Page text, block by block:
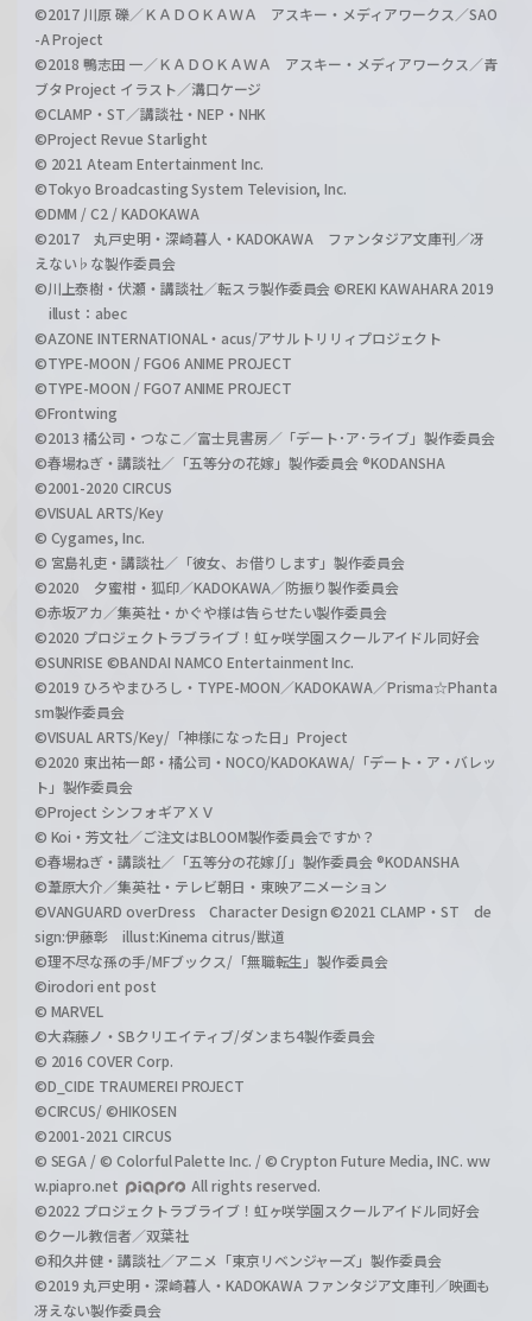
©2017 川原 礫／ＫＡＤＯＫＡＷＡ アスキー・メディアワークス／SAO
-A Project
©2018 鴨志田 一／ＫＡＤＯＫＡＷＡ アスキー・メディアワークス／青
ブタ Project イラスト／溝口ケージ
©CLAMP・ST／講談社・NEP・NHK
©Project Revue Starlight
© 2021 Ateam Entertainment Inc.
©Tokyo Broadcasting System Television, Inc.
©DMM / C2 / KADOKAWA
©2017 丸戸史明・深崎暮人・KADOKAWA ファンタジア文庫刊／冴
えない♭な製作委員会
©川上泰樹・伏瀬・講談社／転スラ製作委員会 ©REKI KAWAHARA 2019
illust：abec
©AZONE INTERNATIONAL・acus/アサルトリリィプロジェクト
©TYPE-MOON / FGO6 ANIME PROJECT
©TYPE-MOON / FGO7 ANIME PROJECT
©Frontwing
©2013 橘公司・つなこ／富士見書房／「デート･ア･ライブ」製作委員会
©春場ねぎ・講談社／「五等分の花嫁」製作委員会 ®KODANSHA
©2001-2020 CIRCUS
©VISUAL ARTS/Key
© Cygames, Inc.
© 宮島礼吏・講談社／「彼女、お借りします」製作委員会
©2020 夕蜜柑・狐印／KADOKAWA／防振り製作委員会
©赤坂アカ／集英社・かぐや様は告らせたい製作委員会
©2020 プロジェクトラブライブ！虹ヶ咲学園スクールアイドル同好会
©SUNRISE ©BANDAI NAMCO Entertainment Inc.
©2019 ひろやまひろし・TYPE-MOON／KADOKAWA／Prisma☆Phanta
sm製作委員会
©VISUAL ARTS/Key/「神様になった日」Project
©2020 東出祐一郎・橘公司・NOCO/KADOKAWA/「デート・ア・バレッ
ト」製作委員会
©Project シンフォギアＸＶ
© Koi・芳文社／ご注文はBLOOM製作委員会ですか？
©春場ねぎ・講談社／「五等分の花嫁∬」製作委員会 ®KODANSHA
©葦原大介／集英社・テレビ朝日・東映アニメーション
©VANGUARD overDress Character Design ©2021 CLAMP・ST de
sign:伊藤彰 illust:Kinema citrus/獣道
©理不尽な孫の手/MFブックス/「無職転生」製作委員会
©irodori ent post
© MARVEL
©大森藤ノ・SBクリエイティブ/ダンまち4製作委員会
© 2016 COVER Corp.
©D_CIDE TRAUMEREI PROJECT
©CIRCUS/ ©HIKOSEN
©2001-2021 CIRCUS
© SEGA / © Colorful Palette Inc. / © Crypton Future Media, INC. ww
w.piapro.net
All rights reserved.
©2022 プロジェクトラブライブ！虹ヶ咲学園スクールアイドル同好会
©クール教信者／双葉社
©和久井健・講談社／アニメ「東京リベンジャーズ」製作委員会
©2019 丸戸史明・深崎暮人・KADOKAWA ファンタジア文庫刊／映画も
冴えない製作委員会